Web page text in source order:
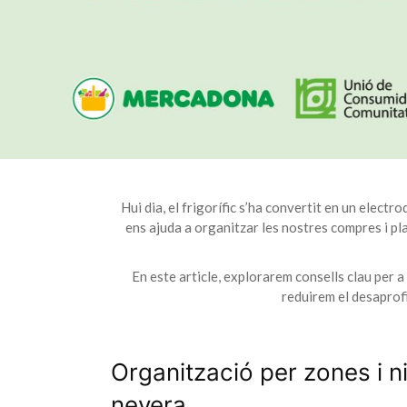
Hui dia, el frigorífic s’ha convertit en un
ens ajuda a organitzar les nostres compres i
En este article, explorarem consells clau per
reduirem el
Organització per zones i